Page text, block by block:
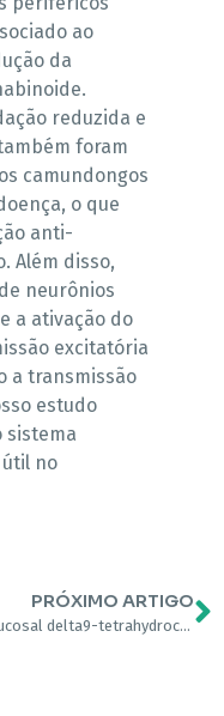
ao
da
reduzida e
foram
camundongos
o que
anti-
Além disso,
neurônios
a ativação do
excitatória
a transmissão
estudo
sistema
no
PRÓXIMO ARTIGO
Oromucosal delta9-tetrahydrocannabinol/cannabidiol for neuropathic pain associated with multiple sclerosis: an uncontrolled, open-label, 2-year extension trial